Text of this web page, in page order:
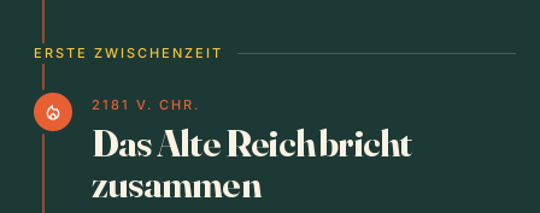
ERSTE ZWISCHENZEIT
local_fire_department 2181 V. CHR.
Das Alte Reich bricht
zusammen